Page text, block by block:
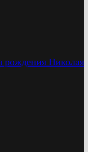
рождения Николая